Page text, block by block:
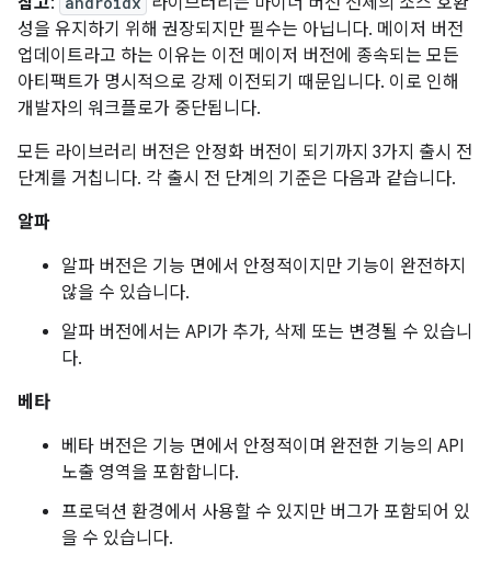
성을 유지하기 위해 권장되지만 필수는 아닙니다. 메이저 버전
업데이트라고 하는 이유는 이전 메이저 버전에 종속되는 모든
아티팩트가 명시적으로 강제 이전되기 때문입니다. 이로 인해
개발자의 워크플로가 중단됩니다.
모든 라이브러리 버전은 안정화 버전이 되기까지 3가지 출시 전
단계를 거칩니다. 각 출시 전 단계의 기준은 다음과 같습니다.
알파
알파 버전은 기능 면에서 안정적이지만 기능이 완전하지
않을 수 있습니다.
알파 버전에서는 API가 추가, 삭제 또는 변경될 수 있습니
다.
베타
베타 버전은 기능 면에서 안정적이며 완전한 기능의 API
노출 영역을 포함합니다.
프로덕션 환경에서 사용할 수 있지만 버그가 포함되어 있
을 수 있습니다.